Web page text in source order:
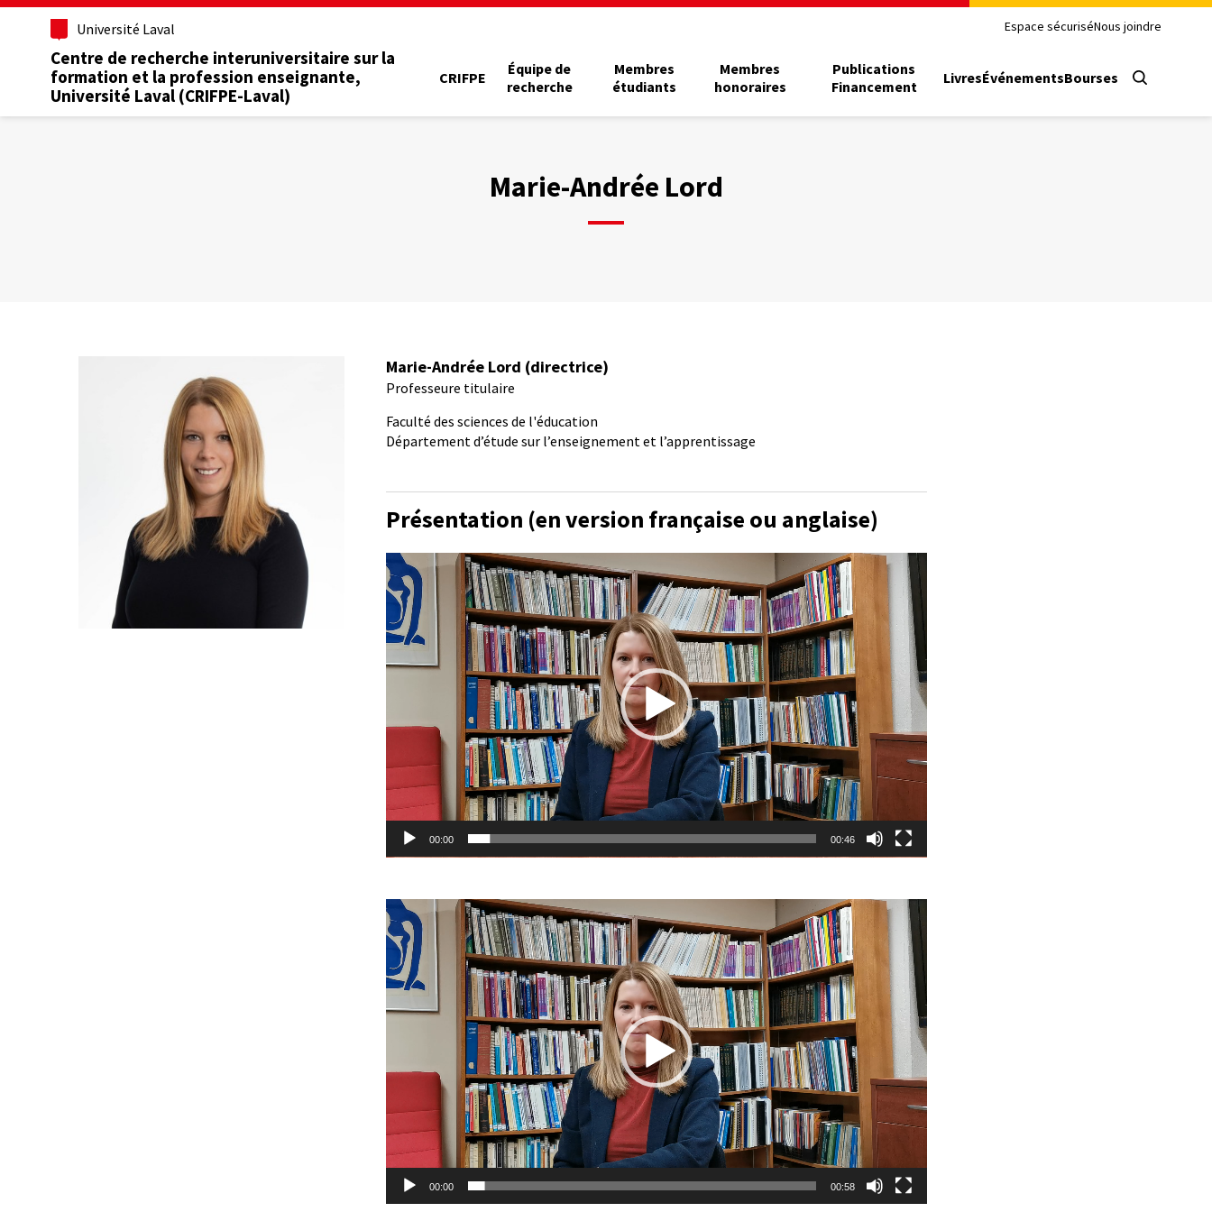
Aller
principal
Université Laval Espace sécuriséNous joindre
Centre de recherche interuniversitaire sur la
formation et la profession enseignante,
Université Laval (CRIFPE-Laval)
CRIFPE
Équipe de
recherche
Membres
étudiants
Membres
honoraires
Publications
Financement
LivresÉvénementsBourses
Marie-Andrée Lord
Marie-Andrée Lord (directrice)
Professeure titulaire
Faculté des sciences de l'éducation
Département d’étude sur l’enseignement et l’apprentissage
Présentation (en version française ou anglaise)
Lecteur
vidéo
00:00 00:46
Lecteur
vidéo
00:00 00:58